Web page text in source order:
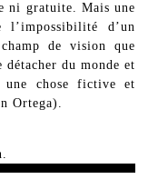
ni gratuite. Mais une
d’un
de vision que
du monde et
chose fictive et
Ortega).